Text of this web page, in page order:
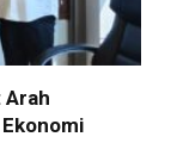
Arah